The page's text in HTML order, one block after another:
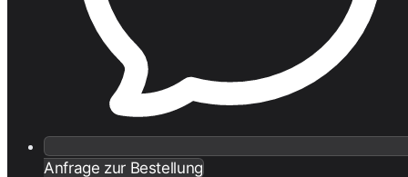
Anfrage zur Bestellung